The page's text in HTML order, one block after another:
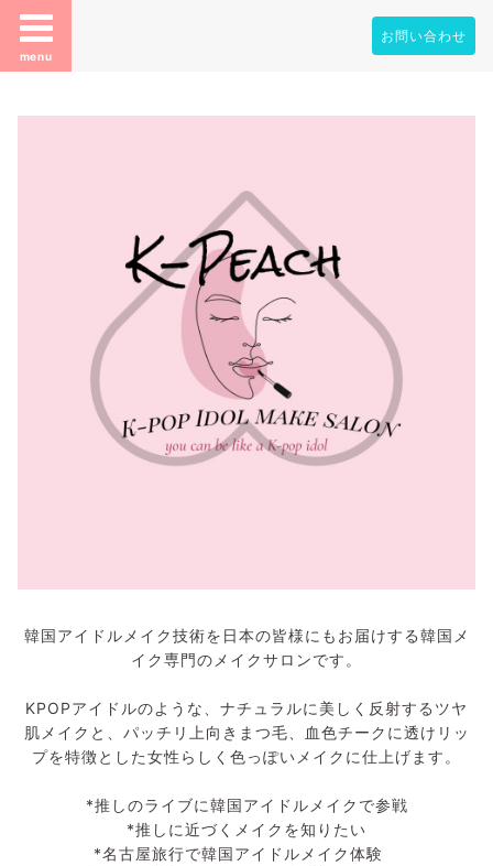
menu
お問い合わせ
韓国アイドルメイク技術を日本の皆様にもお届けする韓国メ
イク専門のメイクサロンです。
KPOPアイドルのような、ナチュラルに美しく反射するツヤ
肌メイクと、パッチリ上向きまつ毛、血色チークに透けリッ
プを特徴とした女性らしく色っぽいメイクに仕上げます。
*推しのライブに韓国アイドルメイクで参戦
*推しに近づくメイクを知りたい
*名古屋旅行で韓国アイドルメイク体験